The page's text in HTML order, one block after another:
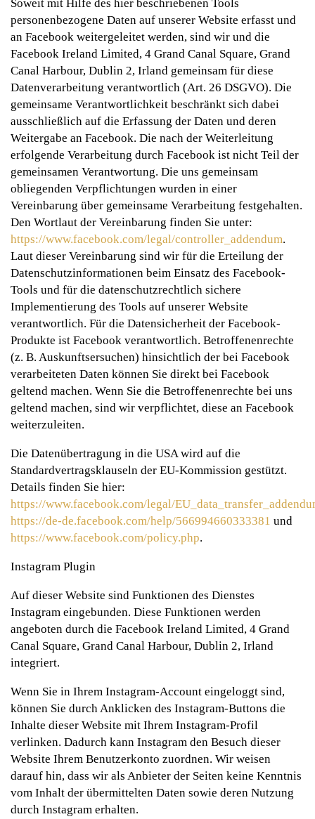
Soweit mit Hilfe des hier beschriebenen Tools
personenbezogene Daten auf unserer Website erfasst und
an Facebook weitergeleitet werden, sind wir und die
Facebook Ireland Limited, 4 Grand Canal Square, Grand
Canal Harbour, Dublin 2, Irland gemeinsam für diese
Datenverarbeitung verantwortlich (Art. 26 DSGVO). Die
gemeinsame Verantwortlichkeit beschränkt sich dabei
ausschließlich auf die Erfassung der Daten und deren
Weitergabe an Facebook. Die nach der Weiterleitung
erfolgende Verarbeitung durch Facebook ist nicht Teil der
gemeinsamen Verantwortung. Die uns gemeinsam
obliegenden Verpflichtungen wurden in einer
Vereinbarung über gemeinsame Verarbeitung festgehalten.
Den Wortlaut der Vereinbarung finden Sie unter:
https://www.facebook.com/legal/controller_addendum.
Laut dieser Vereinbarung sind wir für die Erteilung der
Datenschutzinformationen beim Einsatz des Facebook-
Tools und für die datenschutzrechtlich sichere
Implementierung des Tools auf unserer Website
verantwortlich. Für die Datensicherheit der Facebook-
Produkte ist Facebook verantwortlich. Betroffenenrechte
(z. B. Auskunftsersuchen) hinsichtlich der bei Facebook
verarbeiteten Daten können Sie direkt bei Facebook
geltend machen. Wenn Sie die Betroffenenrechte bei uns
geltend machen, sind wir verpflichtet, diese an Facebook
weiterzuleiten.
Die Datenübertragung in die USA wird auf die
Standardvertragsklauseln der EU-Kommission gestützt.
Details finden Sie hier:
https://www.facebook.com/legal/
https://de-de.facebook.com/help/566994660333381 und
https://www.facebook.com/policy.php.
Instagram Plugin
Auf dieser Website sind Funktionen des Dienstes
Instagram eingebunden. Diese Funktionen werden
angeboten durch die Facebook Ireland Limited, 4 Grand
Canal Square, Grand Canal Harbour, Dublin 2, Irland
integriert.
Wenn Sie in Ihrem Instagram-Account eingeloggt sind,
können Sie durch Anklicken des Instagram-Buttons die
Inhalte dieser Website mit Ihrem Instagram-Profil
verlinken. Dadurch kann Instagram den Besuch dieser
Website Ihrem Benutzerkonto zuordnen. Wir weisen
darauf hin, dass wir als Anbieter der Seiten keine Kenntnis
vom Inhalt der übermittelten Daten sowie deren Nutzung
durch Instagram erhalten.